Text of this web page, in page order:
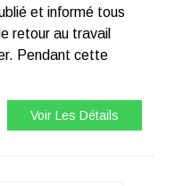
et informé tous
retour au travail
Pendant cette
Voir Les Détails